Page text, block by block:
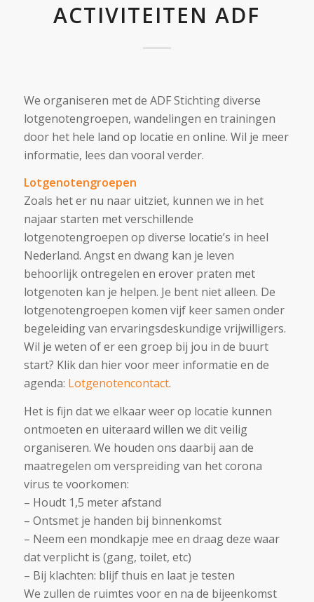
ACTIVITEITEN ADF
We organiseren met de ADF Stichting diverse
lotgenotengroepen, wandelingen en trainingen
door het hele land op locatie en online. Wil je meer
informatie, lees dan vooral verder.
Lotgenotengroepen
Zoals het er nu naar uitziet, kunnen we in het
najaar starten met verschillende
lotgenotengroepen op diverse locatie’s in heel
Nederland. Angst en dwang kan je leven
behoorlijk ontregelen en erover praten met
lotgenoten kan je helpen. Je bent niet alleen. De
lotgenotengroepen komen vijf keer samen onder
begeleiding van ervaringsdeskundige vrijwilligers.
Wil je weten of er een groep bij jou in de buurt
start? Klik dan hier voor meer informatie en de
agenda: Lotgenotencontact.
Het is fijn dat we elkaar weer op locatie kunnen
ontmoeten en uiteraard willen we dit veilig
organiseren. We houden ons daarbij aan de
maatregelen om verspreiding van het corona
virus te voorkomen:
– Houdt 1,5 meter afstand
– Ontsmet je handen bij binnenkomst
– Neem een mondkapje mee en draag deze waar
dat verplicht is (gang, toilet, etc)
– Bij klachten: blijf thuis en laat je testen
We zullen de ruimtes voor en na de bijeenkomst